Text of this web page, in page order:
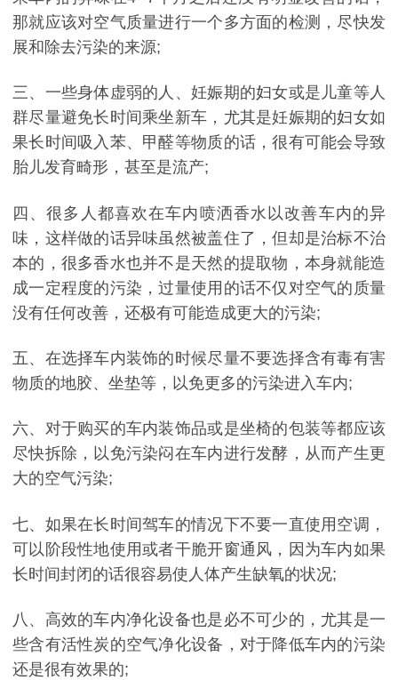
那就应该对空气质量进行一个多方面的检测，尽快发
展和除去污染的来源;
三、一些身体虚弱的人、妊娠期的妇女或是儿童等人
群尽量避免长时间乘坐新车，尤其是妊娠期的妇女如
果长时间吸入苯、甲醛等物质的话，很有可能会导致
胎儿发育畸形，甚至是流产;
四、很多人都喜欢在车内喷洒香水以改善车内的异
味，这样做的话异味虽然被盖住了，但却是治标不治
本的，很多香水也并不是天然的提取物，本身就能造
成一定程度的污染，过量使用的话不仅对空气的质量
没有任何改善，还极有可能造成更大的污染;
五、在选择车内装饰的时候尽量不要选择含有毒有害
物质的地胶、坐垫等，以免更多的污染进入车内;
六、对于购买的车内装饰品或是坐椅的包装等都应该
尽快拆除，以免污染闷在车内进行发酵，从而产生更
大的空气污染;
七、如果在长时间驾车的情况下不要一直使用空调，
可以阶段性地使用或者干脆开窗通风，因为车内如果
长时间封闭的话很容易使人体产生缺氧的状况;
八、高效的车内净化设备也是必不可少的，尤其是一
些含有活性炭的空气净化设备，对于降低车内的污染
还是很有效果的;